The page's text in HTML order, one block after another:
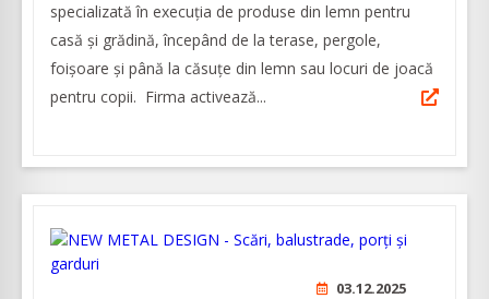
specializată în execuția de produse din lemn pentru
casă și grădină, începând de la terase, pergole,
foişoare şi până la căsuţe din lemn sau locuri de joacă
pentru copii. Firma activează...
03.12.2025